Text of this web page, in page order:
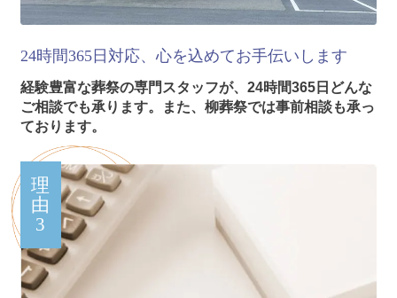
24時間365日対応、心を込めてお手伝いします
経験豊富な葬祭の専門スタッフが、24時間365日どんな
ご相談でも承ります。また、柳葬祭では事前相談も承っ
ております。
理
由
3